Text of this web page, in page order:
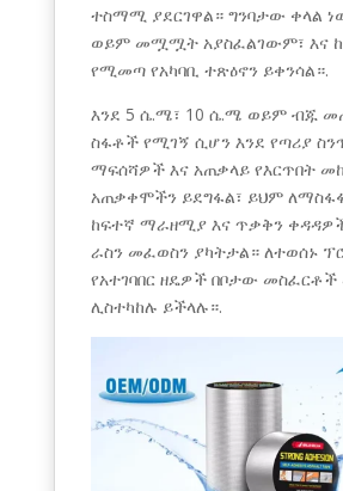
ተስማሚ ያደርገዋል። ግንባታው ቀላል
ወይም መሟሟት አያስፈልገውም፣ እና
የሚመጣ የአካባቢ ተጽዕኖን ይቀንሳል።.
እንደ 5 ሴ.ሜ፣ 10 ሴ.ሜ ወይም ብጁ
ስፋቶች የሚገኝ ሲሆን እንደ የጣሪያ
ማፍሰሻዎች እና አጠቃላይ የእርጥበት
አጠቃቀሞችን ይደግፋል፣ ይህም
ከፍተኛ ማራዘሚያ እና ጥቃቅን
ራስን መፈወስን ያካትታል። ለተወሰኑ
የአተገባበር ዘዴዎች በቦታው
ሊስተካከሉ ይችላሉ።.